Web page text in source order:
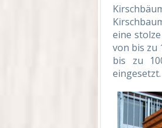
eine
von bis zu
bis zu
eingesetzt.